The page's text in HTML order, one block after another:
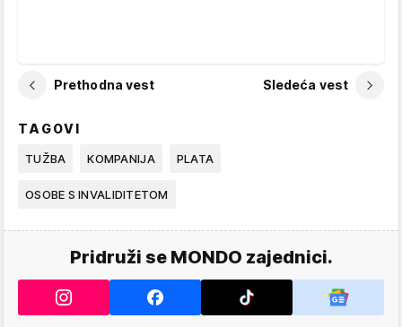
Prethodna vest Sledeća vest
TAGOVI
TUŽBA KOMPANIJA PLATA
OSOBE S INVALIDITETOM
Pridruži se MONDO zajednici.